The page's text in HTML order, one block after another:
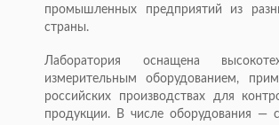
промышленных предприятий из
страны.
Лаборатория оснащена
измерительным оборудованием,
российских производствах для
продукции. В числе оборудования —